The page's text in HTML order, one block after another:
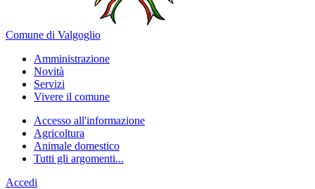
Comune di Valgoglio
Amministrazione
Novità
Servizi
Vivere il comune
Accesso all'informazione
Agricoltura
Animale domestico
Tutti gli argomenti...
Accedi